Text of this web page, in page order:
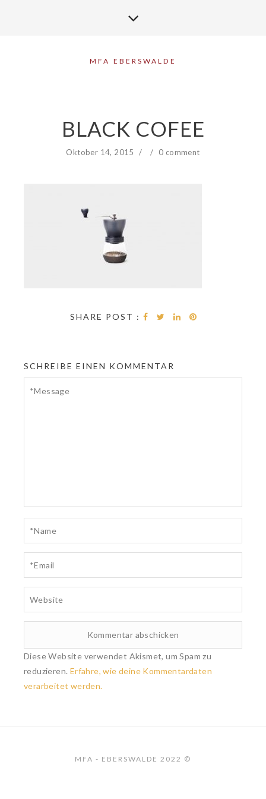
MFA EBERSWALDE
BLACK COFEE
Oktober 14, 2015 / / 0 comment
SHARE POST :
SCHREIBE EINEN KOMMENTAR
Diese Website verwendet Akismet, um Spam zu
reduzieren. Erfahre, wie deine Kommentardaten
verarbeitet werden.
MFA - EBERSWALDE 2022 ©